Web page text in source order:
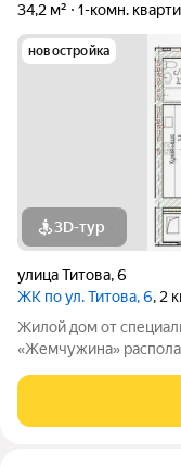
34,2 м²
1-комн.
новостройка
3D-тур
улица Титова,6
ЖК по ул. Титова, 6, 2
Жилой дом от
«Жемчужина»
входа и один лифт.